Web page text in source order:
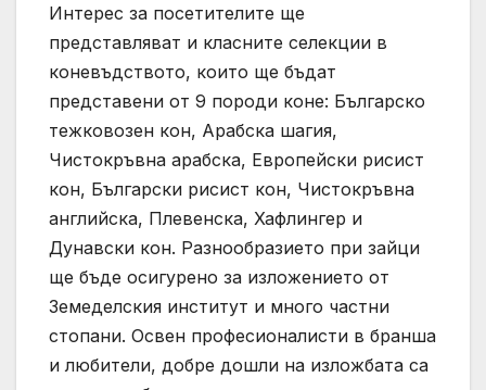
Интерес за посетителите ще
представляват и класните селекции в
коневъдството, които ще бъдат
представени от 9 породи коне: Българско
тежковозен кон, Арабска шагия,
Чистокръвна арабска, Европейски рисист
кон, Български рисист кон, Чистокръвна
английска, Плевенска, Хафлингер и
Дунавски кон. Разнообразието при зайци
ще бъде осигурено за изложението от
Земеделския институт и много частни
стопани. Освен професионалисти в бранша
и любители, добре дошли на изложбата са